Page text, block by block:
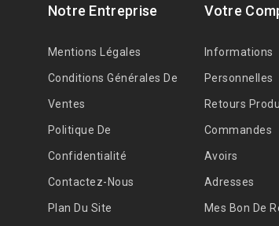
Notre Entreprise
Mentions Légales
Conditions Générales De
Ventes
Politique De
Confidentialité
Contactez-Nous
Plan Du Site
Votre
Informations
Personnelles
Retours
Commandes
Avoirs
Adresses
Mes Bon De